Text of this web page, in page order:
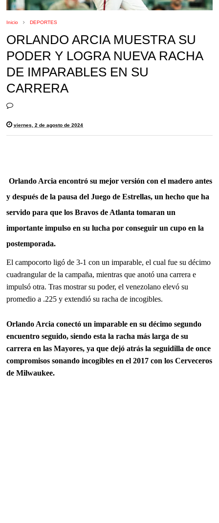
Inicio DEPORTES
ORLANDO ARCIA MUESTRA SU
PODER Y LOGRA NUEVA RACHA
DE IMPARABLES EN SU
CARRERA
viernes, 2 de agosto de 2024
Orlando Arcia encontró su mejor versión con el madero antes
y después de la pausa del Juego de Estrellas, un hecho que ha
servido para que los Bravos de Atlanta tomaran un
importante impulso en su lucha por conseguir un cupo en la
postemporada.
El campocorto ligó de 3-1 con un imparable, el cual fue su décimo
cuadrangular de la campaña, mientras que anotó una carrera e
impulsó otra. Tras mostrar su poder, el venezolano elevó su
promedio a .225 y extendió su racha de incogibles.
Orlando Arcia conectó un imparable en su décimo segundo
encuentro seguido, siendo esta la racha más larga de su
carrera en las Mayores, ya que dejó atrás la seguidilla de once
compromisos sonando incogibles en el 2017 con los Cerveceros
de Milwaukee.